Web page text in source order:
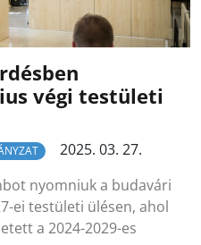
végi testületi
2025. 03. 27.
nyomniuk a budavári
ei testületi ülésen, ahol
a 2024-2029-es